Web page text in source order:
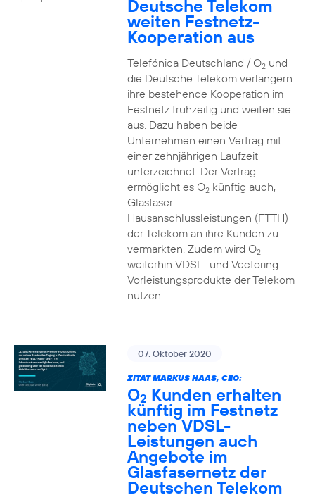
Deutsche Telekom
weiten Festnetz-
Kooperation aus
Telefónica Deutschland / O2und
die Deutsche Telekom verlängern
ihre bestehende Kooperation im
Festnetz frühzeitig und weiten sie
aus. Dazu haben beide
Unternehmen einen Vertrag mit
einer zehnjährigen Laufzeit
unterzeichnet. Der Vertrag
ermöglicht es O2künftig auch,
Glasfaser-
Hausanschlussleistungen (FTTH)
der Telekom an ihre Kunden zu
vermarkten. Zudem wird O2
weiterhin VDSL- und Vectoring-
Vorleistungsprodukte der Telekom
nutzen.
07. Oktober 2020
ZITAT MARKUS HAAS, CEO:
O2 Kunden erhalten
künftig im Festnetz
neben VDSL-
Leistungen auch
Angebote im
Glasfasernetz der
Deutschen Telekom